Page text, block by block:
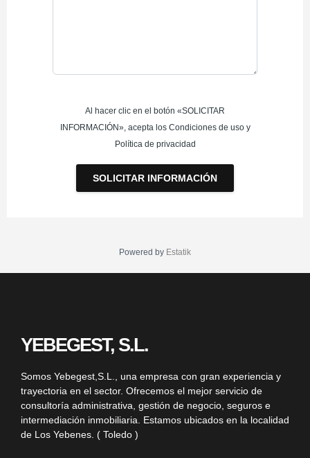
Al hacer clic en el botón «SOLICITAR
INFORMACIÓN», acepta los Condiciones de uso y
Política de privacidad
SOLICITAR INFORMACIÓN
Powered by Estatik
YEBEGEST, S.L.
Somos Yebegest,S.L.
, una empresa con gran experiencia y
trayectoria en el sector. Ofrecemos el mejor servicio de
consultoría administrativa, gestión de negocio, seguros e
intermediación inmobiliaria. Estamos ubicados en la localidad
de Los Yebenes. ( Toledo )